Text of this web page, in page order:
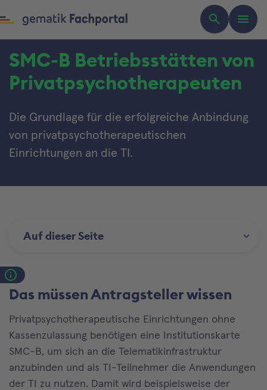
SMC-B Betriebsstätten von
Privatpsychotherapeuten
Die Grundlage für die erfolgreiche Anbindung
von privatpsychotherapeutischen
Einrichtungen an die TI.
Auf dieser Seite
Das müssen Antragsteller wissen
Privatpsychotherapeutische Einrichtungen ohne
Kassenzulassung benötigen eine Institutionskarte
SMC-B, um sich an die Telematikinfrastruktur
anzubinden und als TI-Teilnehmer die Anwendungen
der TI zu nutzen. Damit wird beispielsweise der